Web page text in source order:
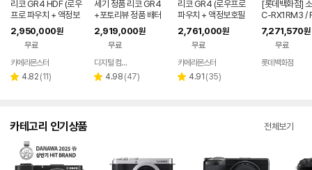
리코 GR4 HDF (로우
프로 파우치 + 액정보
호필름+ 리더기 포함)
2,950,000원
무료
카메라몬스터
별 4.82 리
(11)
세기 정품 리코 GR4
+포토리뷰 정품 배터
리 (세기몰 정품보유)
2,919,000원
무료
페이
디지털 컴온탑
별 4.98 리
(47)
리코 GR4 (로우프로
파우치 + 액정보호필
름+ 리더기 포함)
2,761,000원
무료
페이
카메라몬스터
별 4.91 리
(35)
[롯데백화점]
C-RX1RM3 /
I / 하이엔드 카
1221311666
7,271,570원
무료
롯데백화점
카테고리 인기상품 전체보기